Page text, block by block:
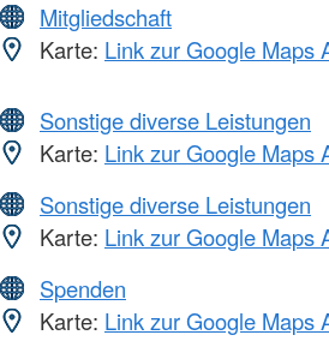
Mitgliedschaft
Karte: Link zur Google Maps
Sonstige diverse Leistungen
Karte: Link zur Google Maps
Sonstige diverse Leistungen
Karte: Link zur Google Maps
Spenden
Karte: Link zur Google Maps